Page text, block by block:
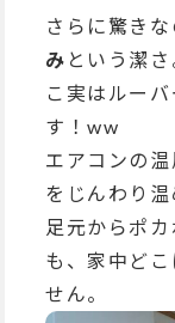
さらに驚きな
み という潔
こ実はルー
す！ww
エアコンの
をじんわり温
足元からポ
も、家中ど
せん。